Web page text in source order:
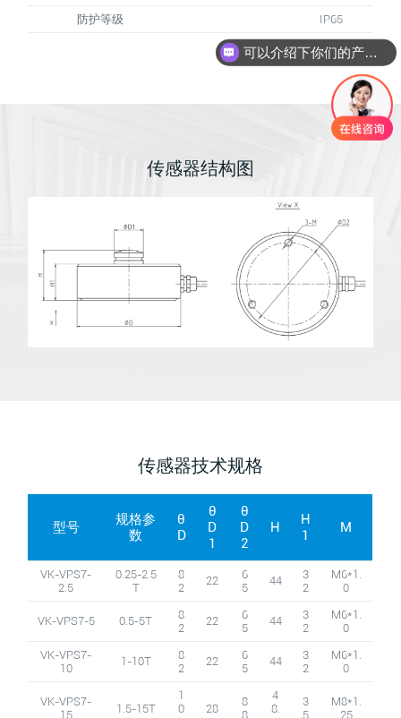
防护等级
IP65
传感器结构图
传感器技术规格
型号
规格参
数
θ
D
θ
D
1
θ
D
2
H
H
1
M
VK-VPS7-
2.5
0.25-2.5
T
8
2
22
6
5
44
3
2
M6*1.
0
VK-VPS7-5 0.5-5T
8
2
22
6
5
44
3
2
M6*1.
0
VK-VPS7-
10
1-10T
8
2
22
6
5
44
3
2
M6*1.
0
VK-VPS7-
15
1.5-15T
1
0
28
8
8
4
8.
3
5
M8*1.
25
可以介绍下你们的产品么